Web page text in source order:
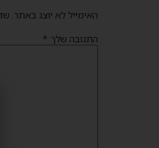
האימייל לא יוצג באתר.
התגובה שלך *